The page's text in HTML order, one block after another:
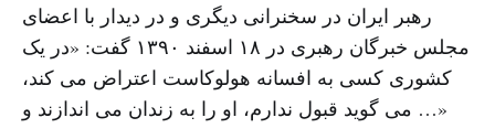
رهبر ایران در سخنرانى دیگرى و در دیدار با اعضاى
مجلس خبرگان رهبرى در ١٨ اسفند ١٣٩٠ گفت: «در یک
کشورى کسى به افسانه هولوکاست اعتراض مى کند،
مى گوید قبول ندارم، او را به زندان مى اندازند و …»